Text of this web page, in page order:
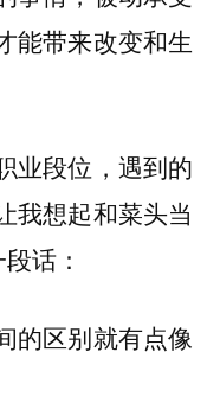
能带来改变和生
业段位，遇到的
我想起和菜头当
话：
的区别就有点像